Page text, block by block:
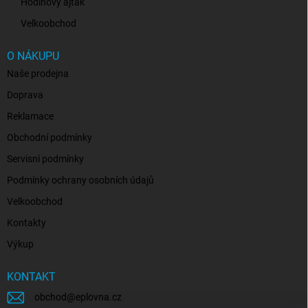
Hodinový ajťák
Velkoobchod
O NÁKUPU
Naše prodejna
Doprava
Reklamace
Obchodní podmínky
Servisní podmínky
Podmínky ochrany osobních údajů
Velkoobchod
Kontakty
Výkup
KONTAKT
obchod @eplovna.cz